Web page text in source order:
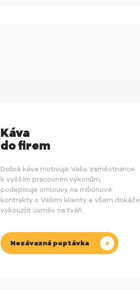
Káva
do firem
Dobrá káva motivuje Vaše zaměstnance
k vyšším pracovním výkonům,
podepisuje smlouvy na milionové
kontrakty s Vašimi klienty a všem dokáže
vykouzlit úsměv na tváři.
Nezávazná poptávka